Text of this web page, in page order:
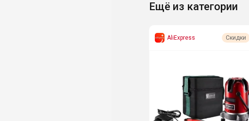
Ещё из категории
AliExpress Скидки